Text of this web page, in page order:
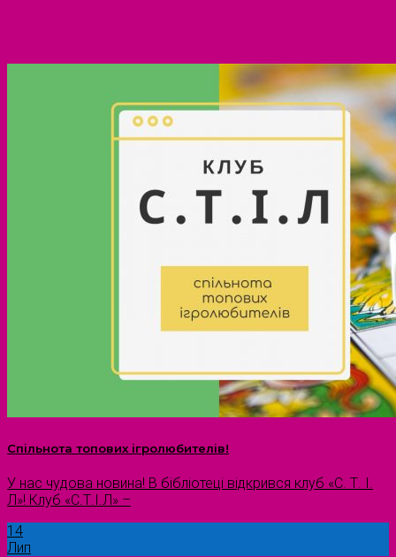
Спільнота топових ігролюбителів!
У нас чудова новина! В бібліотеці відкрився клуб «С. Т. І.
Л»! Клуб «С.Т.І.Л» –
14
Лип